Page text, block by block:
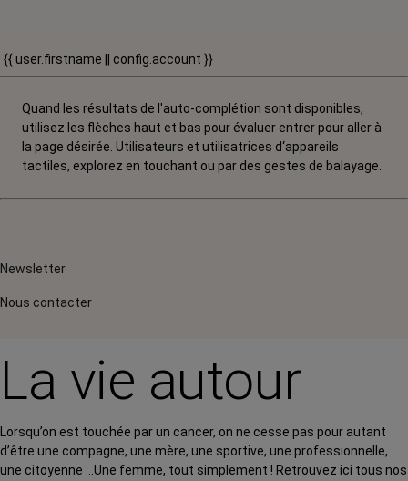
{{ user.firstname || config.account }}
Quand les résultats de l'auto-complétion sont disponibles,
utilisez les flèches haut et bas pour évaluer entrer pour aller à
la page désirée. Utilisateurs et utilisatrices d‘appareils
tactiles, explorez en touchant ou par des gestes de balayage.
Newsletter
Nous contacter
La vie autour
Lorsqu’on est touchée par un cancer, on ne cesse pas pour autant
d’être une compagne, une mère, une sportive, une professionnelle,
une citoyenne …Une femme, tout simplement ! Retrouvez ici tous nos